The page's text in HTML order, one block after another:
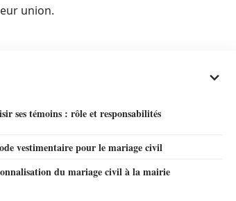
union.
ses témoins : rôle et responsabilités
vestimentaire pour le mariage civil
du mariage civil à la mairie